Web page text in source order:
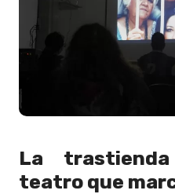
La
teatro que